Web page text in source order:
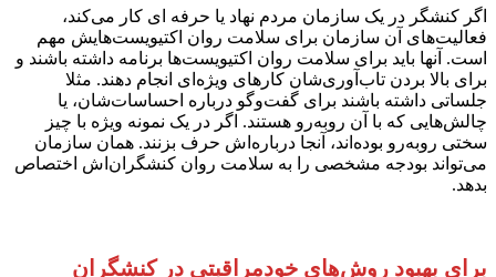
اگر کنشگر در یک سازمان مردم نهاد یا حرفه ای کار می‌کند،
فعالیت‌های آن سازمان برای سلامت روان اکتیویست‌هایش مهم
است. آنها باید برای سلامت روان اکتیویست‌ها برنامه داشته باشند و
برای بالا بردن تاب‌آوری‌شان کارهای ویژه‌ای انجام دهند. مثلا
جلساتی داشته باشند برای گفت‌وگو درباره احساسات‌شان، یا
چالش‌هایی که با آن روبه‌رو هستند. اگر در یک نمونه ویژه با چیز
سختی روبه‌رو بوده‌اند، آنجا درباره‌اش حرف بزنند. همان سازمان
می‌تواند بودجه مشخصی را به سلامت روان کنشگران‌اش اختصاص
بدهد.
برای بهبود روش‌های خودمراقبتی در کنشگران